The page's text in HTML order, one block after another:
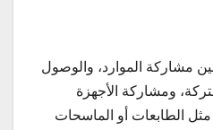
مشاركة الموارد، والوصول
ومشاركة الأجهزة
مثل الطابعات أو الماسحات